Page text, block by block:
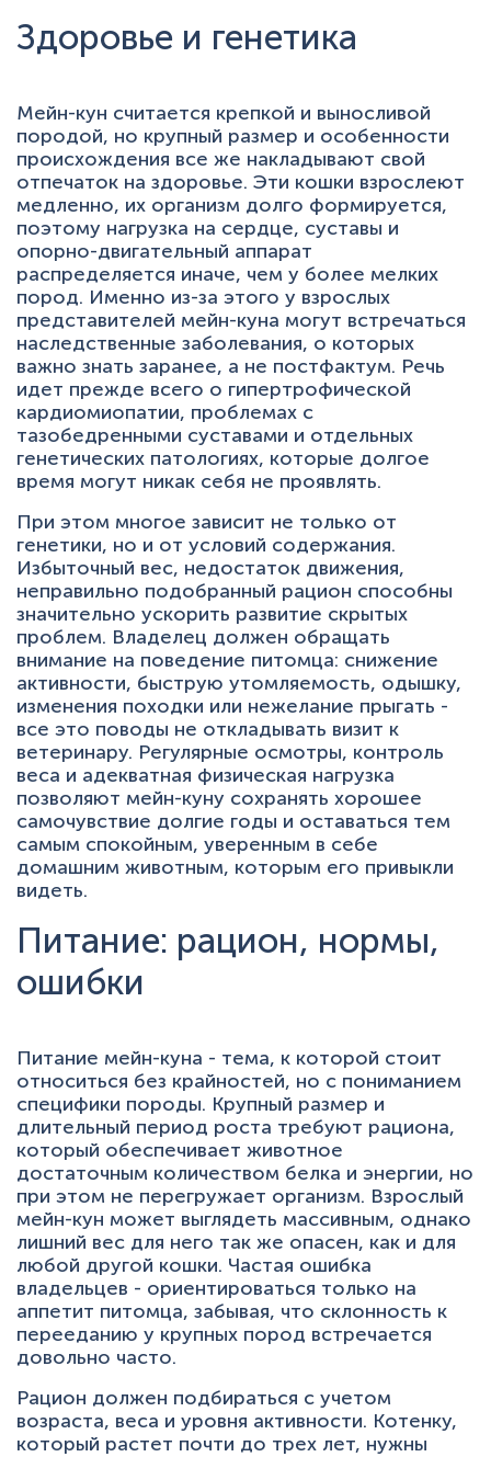
Здоровье и генетика
Мейн-кун считается крепкой и выносливой
породой, но крупный размер и особенности
происхождения все же накладывают свой
отпечаток на здоровье. Эти кошки взрослеют
медленно, их организм долго формируется,
поэтому нагрузка на сердце, суставы и
опорно-двигательный аппарат
распределяется иначе, чем у более мелких
пород. Именно из-за этого у взрослых
представителей мейн-куна могут встречаться
наследственные заболевания, о которых
важно знать заранее, а не постфактум. Речь
идет прежде всего о гипертрофической
кардиомиопатии, проблемах с
тазобедренными суставами и отдельных
генетических патологиях, которые долгое
время могут никак себя не проявлять.
При этом многое зависит не только от
генетики, но и от условий содержания.
Избыточный вес, недостаток движения,
неправильно подобранный рацион способны
значительно ускорить развитие скрытых
проблем. Владелец должен обращать
внимание на поведение питомца: снижение
активности, быструю утомляемость, одышку,
изменения походки или нежелание прыгать -
все это поводы не откладывать визит к
ветеринару. Регулярные осмотры, контроль
веса и адекватная физическая нагрузка
позволяют мейн-куну сохранять хорошее
самочувствие долгие годы и оставаться тем
самым спокойным, уверенным в себе
домашним животным, которым его привыкли
видеть.
Питание: рацион, нормы,
ошибки
Питание мейн-куна - тема, к которой стоит
относиться без крайностей, но с пониманием
специфики породы. Крупный размер и
длительный период роста требуют рациона,
который обеспечивает животное
достаточным количеством белка и энергии, но
при этом не перегружает организм. Взрослый
мейн-кун может выглядеть массивным, однако
лишний вес для него так же опасен, как и для
любой другой кошки. Частая ошибка
владельцев - ориентироваться только на
аппетит питомца, забывая, что склонность к
перееданию у крупных пород встречается
довольно часто.
Рацион должен подбираться с учетом
возраста, веса и уровня активности. Котенку,
который растет почти до трех лет, нужны